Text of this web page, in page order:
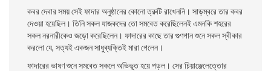
কবর দেবার সময় সেই ফাদার অনুষ্ঠানের কোনাে ত্রুটি রাখেননি। সাড়ম্বরে তার কবর
দেওয়া হয়েছিল। তিনি সকল যাজকদের তাে সমবেত করেছিলেনই এমনকি শহরের
সকল নরনারীকেও জড়াে করেছিলেন। ফাদারের কাছে তার গুণগান শুনে সকল স্বীকার
করলাে যে, সত্যই একজন সাধুব্যক্তিই মারা গেলেন।
ফাদারের ভাষণ শুনে সমবেত সকলে অভিভূত হয়ে পড়ল। সের চিয়াঞ্জেলেত্তোর